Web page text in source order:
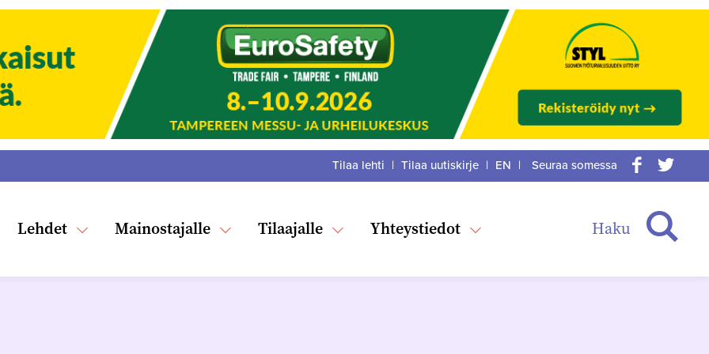
Lehdet Mainostajalle Tilaajalle Yhteystiedot Haku
Tilaa lehti | Tilaa uutiskirje | EN |
Seuraa somessa
:Facebook
Twitter